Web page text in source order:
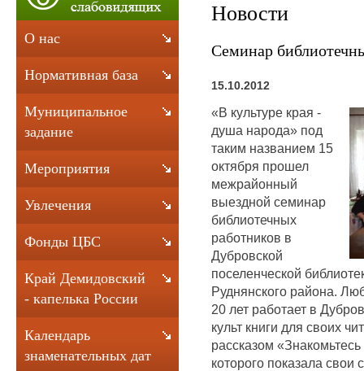
Новости
Семинар
15.10.2012
«В культуре края -
душа народа» под
таким названием 15
октября прошел
межрайонный
выездной семинар
библиотечных
работников в
Дубровской
поселенческой
Руднянского района.
20 лет работает в
культ книги для своих
рассказом
которого показала
О нас
Нормативная база
Муниципальное
задание
Мероприятия
Увлечения
Фонды ЦБС
Край Демидовский
- капелька России
Календарь
знаменательных дат